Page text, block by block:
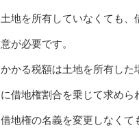
土地を所有していなくても
意が必要です。
かかる税額は土地を所有し
に借地権割合を乗じて求めら
借地権の名義を変更しなくて